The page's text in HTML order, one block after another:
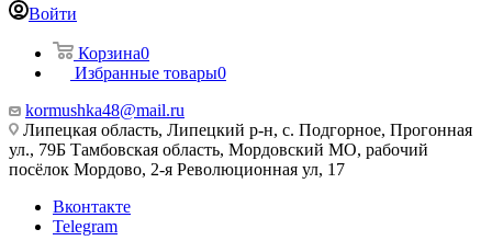
Войти
Корзина0
Избранные товары0
kormushka48@mail.ru
Липецкая область, Липецкий р-н, с. Подгорное, Прогонная
ул., 79Б Тамбовская область, Мордовский МО, рабочий
посёлок Мордово, 2-я Революционная ул, 17
Вконтакте
Telegram